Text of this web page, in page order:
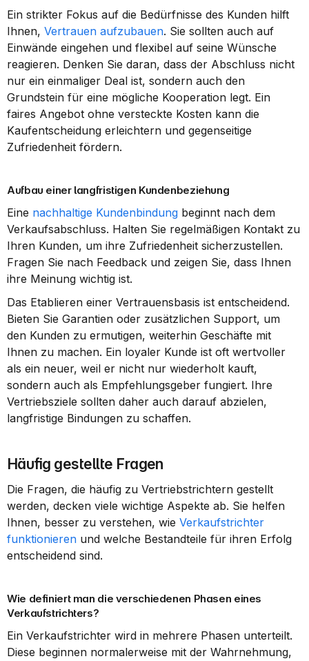
Ein strikter Fokus auf die Bedürfnisse des Kunden hilft
Ihnen, Vertrauen aufzubauen. Sie sollten auch auf
Einwände eingehen und flexibel auf seine Wünsche
reagieren. Denken Sie daran, dass der Abschluss nicht
nur ein einmaliger Deal ist, sondern auch den
Grundstein für eine mögliche Kooperation legt. Ein
faires Angebot ohne versteckte Kosten kann die
Kaufentscheidung erleichtern und gegenseitige
Zufriedenheit fördern.
Aufbau einer langfristigen Kundenbeziehung
Eine nachhaltige Kundenbindung beginnt nach dem
Verkaufsabschluss. Halten Sie regelmäßigen Kontakt zu
Ihren Kunden, um ihre Zufriedenheit sicherzustellen.
Fragen Sie nach Feedback und zeigen Sie, dass Ihnen
ihre Meinung wichtig ist.
Das Etablieren einer Vertrauensbasis ist entscheidend.
Bieten Sie Garantien oder zusätzlichen Support, um
den Kunden zu ermutigen, weiterhin Geschäfte mit
Ihnen zu machen. Ein loyaler Kunde ist oft wertvoller
als ein neuer, weil er nicht nur wiederholt kauft,
sondern auch als Empfehlungsgeber fungiert. Ihre
Vertriebsziele sollten daher auch darauf abzielen,
langfristige Bindungen zu schaffen.
Häufig gestellte Fragen
Die Fragen, die häufig zu Vertriebstrichtern gestellt
werden, decken viele wichtige Aspekte ab. Sie helfen
Ihnen, besser zu verstehen, wie Verkaufstrichter
funktionieren und welche Bestandteile für ihren Erfolg
entscheidend sind.
Wie definiert man die verschiedenen Phasen eines
Verkaufstrichters?
Ein Verkaufstrichter wird in mehrere Phasen unterteilt.
Diese beginnen normalerweise mit der Wahrnehmung,